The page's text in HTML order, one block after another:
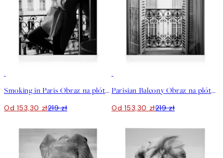
Smoking in Paris Obraz na płótnie
Od 153,30 zł219 zł
Parisian Balcony Obraz na płótnie
Od 153,30 zł219 zł